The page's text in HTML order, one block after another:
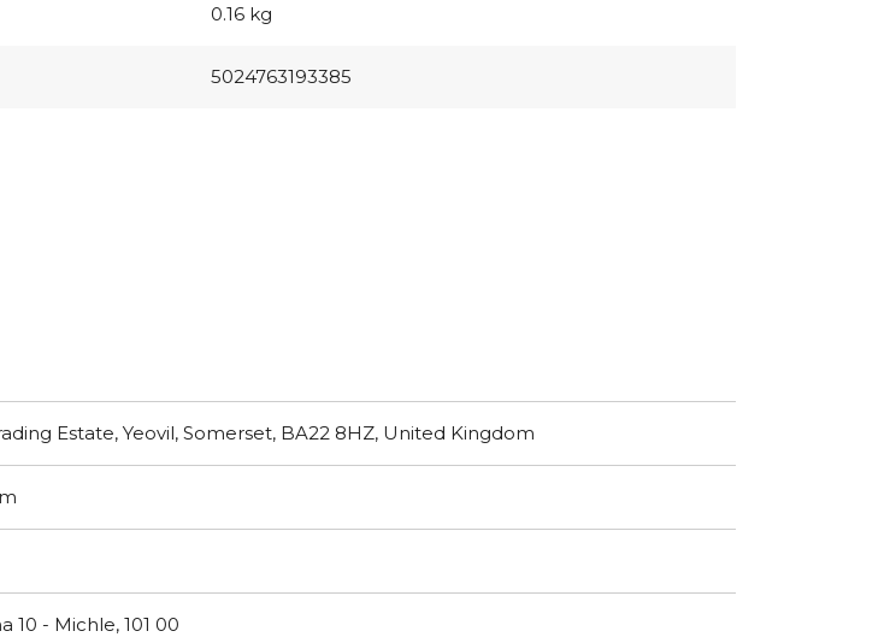
0.16 kg
5024763193385
Estate, Yeovil, Somerset, BA22 8HZ, United Kingdom
10 - Michle, 101 00